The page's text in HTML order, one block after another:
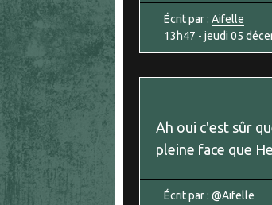
Écrit par : Aifelle
13h47 - jeudi 05
Ah oui c'est sûr
pleine face que
Écrit par : @Aifelle